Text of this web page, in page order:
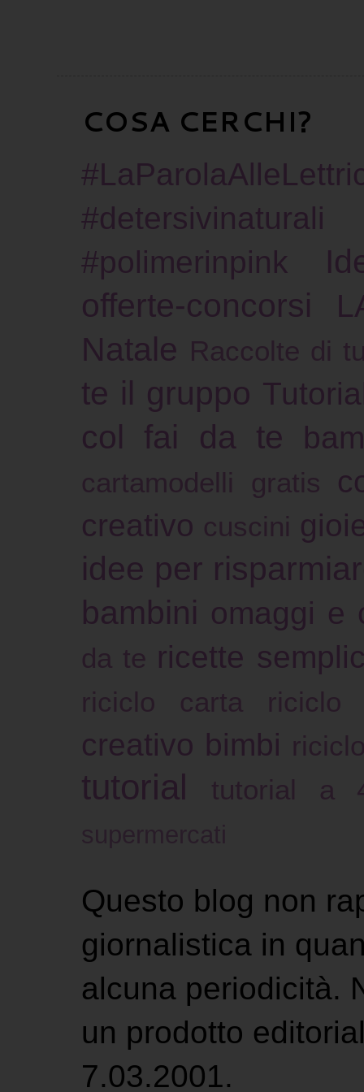
COSA CERCHI?
#detersivinaturali
#polimerinpink
offerte-concorsi
Natale Raccolte di
te il gruppo
col fai da te
cartamodelli gratis
creativo cuscini
idee per
bambini omaggi e
da te ricette
riciclo carta riciclo
creativo bimbi
tutorial tutorial a
Questo blog non
giornalistica in
alcuna periodicità.
un prodotto
7.03.2001.